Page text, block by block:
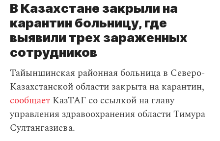
В Казахстане закрыли на
карантин больницу, где
выявили трех зараженных
сотрудников
Тайыншинская районная больница в Северо-
Казахстанской области закрыта на карантин,
сообщает КазТАГ со ссылкой на главу
управления здравоохранения области Тимура
Султангазиева.